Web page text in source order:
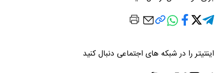
اینتیتر را در شبکه های اجتماعی دنبال کنید